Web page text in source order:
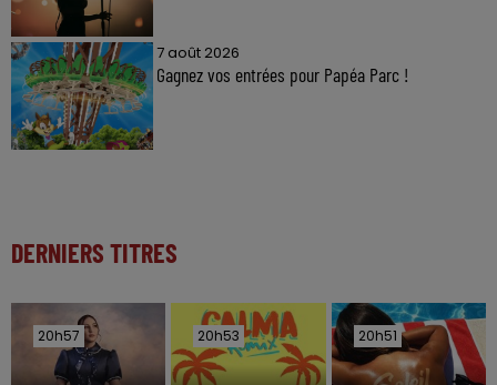
7 août 2026
Gagnez vos entrées pour Papéa Parc !
DERNIERS TITRES
20h57
20h57 20h53
20h53 20h51
20h51